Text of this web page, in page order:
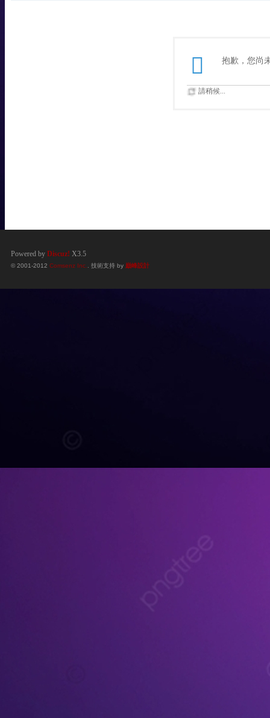
抱歉，您尚
請稍候...
Powered by Discuz! X3.5
© 2001-2012 Comsenz Inc. . 技術支持 by 巔峰設計